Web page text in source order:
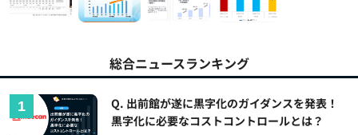
総合ニュースランキング
Q. 出前館が遂に黒字化のガイダンスを発表！
黒字化に必要なコストコントロールとは？